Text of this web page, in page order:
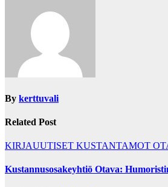
By kerttuvali
Related Post
KIRJAUUTISET KUSTANTAMOT
Kustannusosakeyhtiö Otava: